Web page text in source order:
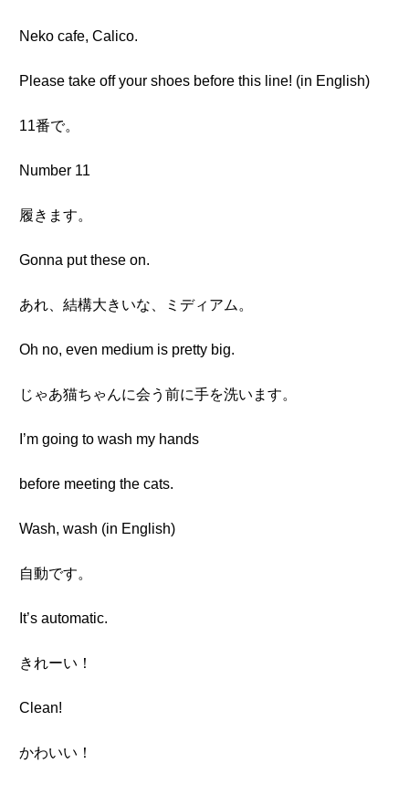
Neko cafe, Calico.
Please take off your shoes before this line! (in English)
11番で。
Number 11
履きます。
Gonna put these on.
あれ、結構大きいな、ミディアム。
Oh no, even medium is pretty big.
じゃあ猫ちゃんに会う前に手を洗います。
I’m going to wash my hands
before meeting the cats.
Wash, wash (in English)
自動です。
It’s automatic.
きれーい！
Clean!
かわいい！